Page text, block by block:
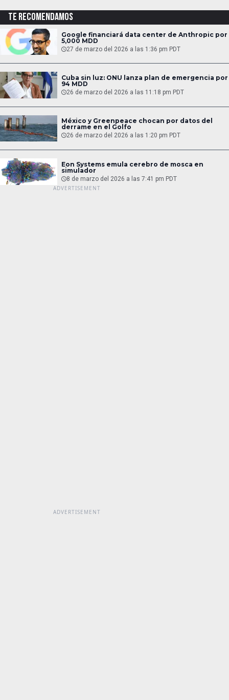
TE RECOMENDAMOS
Google financiará data center de Anthropic por
5,000 MDD
27 de marzo del 2026 a las 1:36 pm PDT
Cuba sin luz: ONU lanza plan de emergencia por
94 MDD
26 de marzo del 2026 a las 11:18 pm PDT
México y Greenpeace chocan por datos del
derrame en el Golfo
26 de marzo del 2026 a las 1:20 pm PDT
Eon Systems emula cerebro de mosca en
simulador
8 de marzo del 2026 a las 7:41 pm PDT